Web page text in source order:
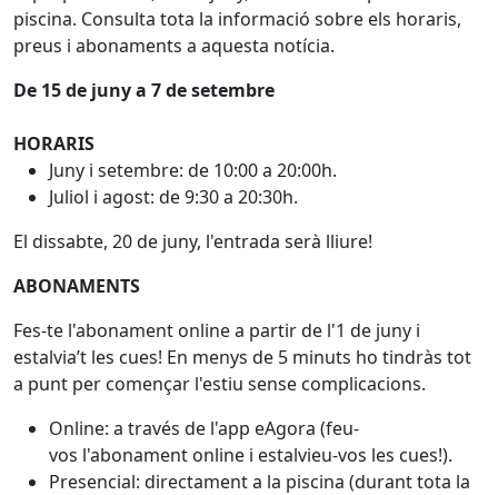
piscina. Consulta tota la informació sobre els horaris,
preus i abonaments a aquesta notícia.
De 15 de juny a 7 de setembre
HORARIS
Juny i setembre: de 10:00 a 20:00h.
Juliol i agost: de 9:30 a 20:30h.
El dissabte, 20 de juny, l'entrada serà lliure!
ABONAMENTS
Fes-te l'abonament online a partir de l'1 de juny i
estalvia’t les cues! En menys de 5 minuts ho tindràs tot
a punt per començar l'estiu sense complicacions.
Online: a través de l'app eAgora (feu-
vos l'abonament online i estalvieu-vos les cues!).
Presencial: directament a la piscina (durant tota la